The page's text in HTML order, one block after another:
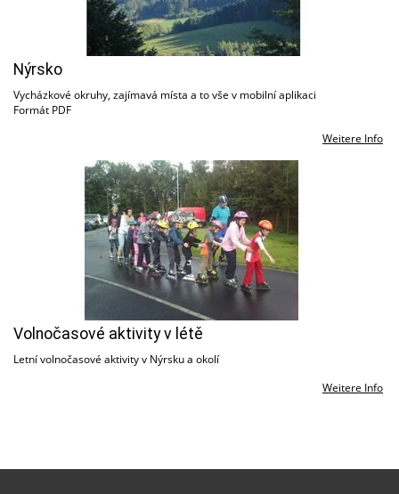
Nýrsko
Vycházkové okruhy, zajímavá místa a to vše v mobilní aplikaci
Formát PDF
Weitere Info
Volnočasové aktivity v létě
Letní volnočasové aktivity v Nýrsku a okolí
Weitere Info